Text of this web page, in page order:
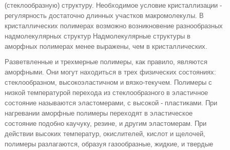
(стеклообразную) структуру. Необходимое условие кристаллизации -
регулярность достаточно длинных участков макромолекулы. В
кристаллических полимерах возможно возникновение разнообразных
надмолекулярных структур Надмолекулярные структуры в
аморфных полимерах менее выражены, чем в кристаллических.
Разветвленные и трехмерные полимеры, как правило, являются
аморфными. Они могут находиться в трех физических состояниях:
стеклообразном, высокоэластичном и вязко-текучем. Полимеры с
низкой температурой перехода из стеклообразного в эластичное
состояние называются эластомерами, с высокой - пластиками. При
нагревании аморфные полимеры переходят в эластическое
состояние подобно каучуку, резине, и другим эластомерам. При
действии высоких температур, окислителей, кислот и щелочей,
полимеры разлагаются, образуя газообразные, жидкие, и твердые